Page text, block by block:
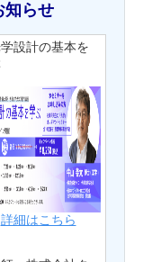
知らせ
設計の基本を
詳細はこちら